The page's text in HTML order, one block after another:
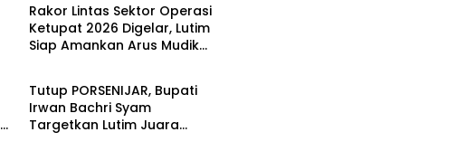
Rakor Lintas Sektor Operasi
Ketupat 2026 Digelar, Lutim
Siap Amankan Arus Mudik
Blog
Tutup PORSENIJAR, Bupati
Irwan Bachri Syam
Targetkan Lutim Juara